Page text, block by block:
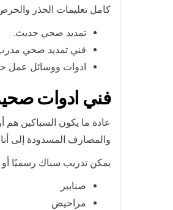
كامل تعليمات الحذر
تمديد صحي حديث.
فني تمديد صحي
ادوات ووسائل عمل
فني ادوات
عادة ما يكون السباكين
والمصارف المسدودة إلى
يمكن تدريب سباك رسميًا أو
صنابير
مراحيض